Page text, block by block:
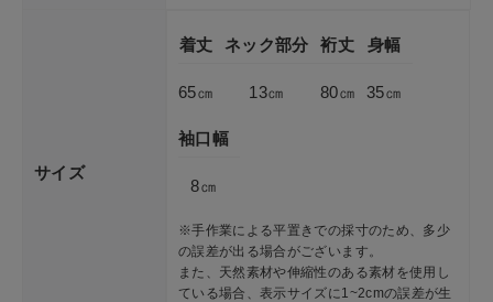
サイズ
着丈
65㎝
ネック部分
13㎝
裄丈
80㎝
身幅
35㎝
袖口幅
8㎝
※手作業による平置きでの採寸のため、多少
の誤差が出る場合がございます。
また、天然素材や伸縮性のある素材を使用し
ている場合、表示サイズに1~2cmの誤差が生